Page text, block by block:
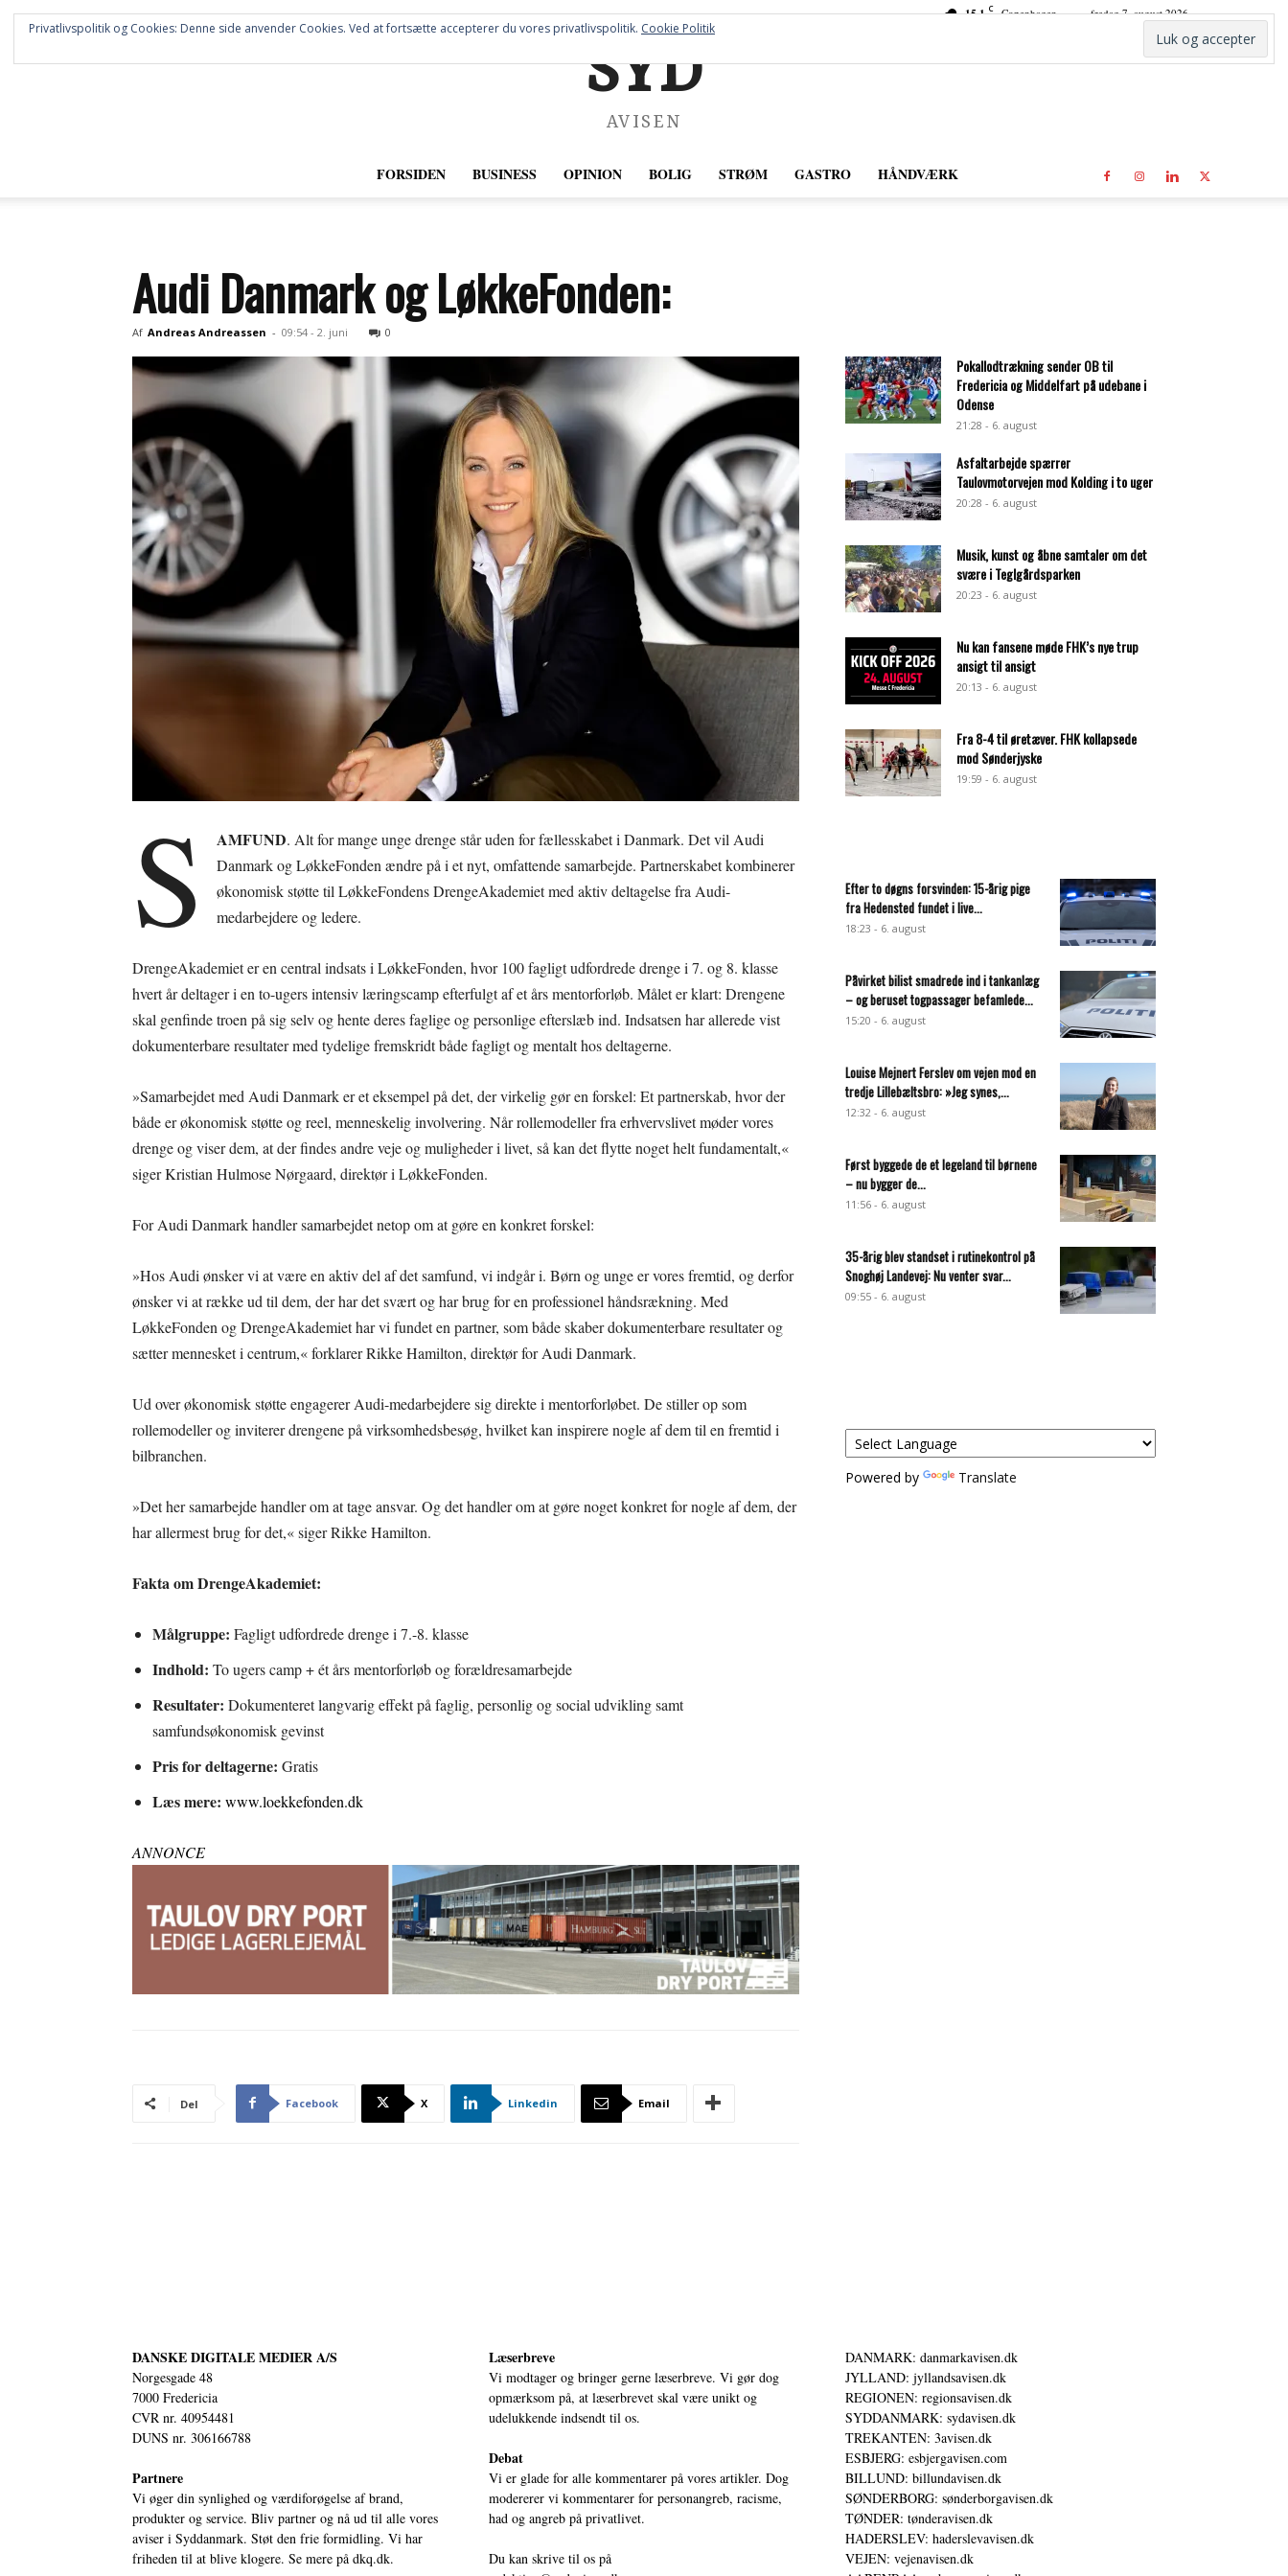
15.1 C Copenhagen fredag 7. august 2026
SYD
AVISEN
FORSIDEN BUSINESS OPINION BOLIG STRØM GASTRO HÅNDVÆRK
Audi Danmark og LøkkeFonden:
Af Andreas Andreassen - 09:54 - 2. juni 0
S AMFUND. Alt for mange unge drenge står uden for fællesskabet i Danmark. Det vil Audi
Danmark og LøkkeFonden ændre på i et nyt, omfattende samarbejde. Partnerskabet kombinerer
økonomisk støtte til LøkkeFondens DrengeAkademiet med aktiv deltagelse fra Audi-
medarbejdere og ledere.
DrengeAkademiet er en central indsats i LøkkeFonden, hvor 100 fagligt udfordrede drenge i 7. og 8. klasse
hvert år deltager i en to-ugers intensiv læringscamp efterfulgt af et års mentorforløb. Målet er klart: Drengene
skal genfinde troen på sig selv og hente deres faglige og personlige efterslæb ind. Indsatsen har allerede vist
dokumenterbare resultater med tydelige fremskridt både fagligt og mentalt hos deltagerne.
»Samarbejdet med Audi Danmark er et eksempel på det, der virkelig gør en forskel: Et partnerskab, hvor der
både er økonomisk støtte og reel, menneskelig involvering. Når rollemodeller fra erhvervslivet møder vores
drenge og viser dem, at der findes andre veje og muligheder i livet, så kan det flytte noget helt fundamentalt,«
siger Kristian Hulmose Nørgaard, direktør i LøkkeFonden.
For Audi Danmark handler samarbejdet netop om at gøre en konkret forskel:
»Hos Audi ønsker vi at være en aktiv del af det samfund, vi indgår i. Børn og unge er vores fremtid, og derfor
ønsker vi at række ud til dem, der har det svært og har brug for en professionel håndsrækning. Med
LøkkeFonden og DrengeAkademiet har vi fundet en partner, som både skaber dokumenterbare resultater og
sætter mennesket i centrum,« forklarer Rikke Hamilton, direktør for Audi Danmark.
Ud over økonomisk støtte engagerer Audi-medarbejdere sig direkte i mentorforløbet. De stiller op som
rollemodeller og inviterer drengene på virksomhedsbesøg, hvilket kan inspirere nogle af dem til en fremtid i
bilbranchen.
»Det her samarbejde handler om at tage ansvar. Og det handler om at gøre noget konkret for nogle af dem, der
har allermest brug for det,« siger Rikke Hamilton.
Fakta om DrengeAkademiet:
Målgruppe: Fagligt udfordrede drenge i 7.-8. klasse
Indhold: To ugers camp + ét års mentorforløb og forældresamarbejde
Resultater: Dokumenteret langvarig effekt på faglig, personlig og social udvikling samt
samfundsøkonomisk gevinst
Pris for deltagerne: Gratis
Læs mere: www.loekkefonden.dk
ANNONCE
Del Facebook X Linkedin Email
Pokallodtrækning sender OB til
Fredericia og Middelfart på udebane i
Odense
21:28 - 6. august
Asfaltarbejde spærrer
Taulovmotorvejen mod Kolding i to uger
20:28 - 6. august
Musik, kunst og åbne samtaler om det
svære i Teglgårdsparken
20:23 - 6. august
Nu kan fansene møde FHK’s nye trup
ansigt til ansigt
20:13 - 6. august
Fra 8-4 til øretæver. FHK kollapsede
mod Sønderjyske
19:59 - 6. august
Efter to døgns forsvinden: 15-årig pige
fra Hedensted fundet i live...
18:23 - 6. august
Påvirket bilist smadrede ind i tankanlæg
– og beruset togpassager befamlede...
15:20 - 6. august
Louise Mejnert Ferslev om vejen mod en
tredje Lillebæltsbro: »Jeg synes,...
12:32 - 6. august
Først byggede de et legeland til børnene
– nu bygger de...
11:56 - 6. august
35-årig blev standset i rutinekontrol på
Snoghøj Landevej: Nu venter svar...
09:55 - 6. august
Powered by Translate
DANSKE DIGITALE MEDIER A/S
Norgesgade 48
7000 Fredericia
CVR nr. 40954481
DUNS nr. 306166788
Partnere
Vi øger din synlighed og værdiforøgelse af brand,
produkter og service. Bliv partner og nå ud til alle vores
aviser i Syddanmark. Støt den frie formidling. Vi har
friheden til at blive klogere. Se mere på dkq.dk.
Læserbreve
Vi modtager og bringer gerne læserbreve. Vi gør dog
opmærksom på, at læserbrevet skal være unikt og
udelukkende indsendt til os.
Debat
Vi er glade for alle kommentarer på vores artikler. Dog
modererer vi kommentarer for personangreb, racisme,
had og angreb på privatlivet.
Du kan skrive til os på
DANMARK: danmarkavisen.dk
JYLLAND: jyllandsavisen.dk
REGIONEN: regionsavisen.dk
SYDDANMARK: sydavisen.dk
TREKANTEN: 3avisen.dk
ESBJERG: esbjergavisen.com
BILLUND: billundavisen.dk
SØNDERBORG: sønderborgavisen.dk
TØNDER: tønderavisen.dk
HADERSLEV: haderslevavisen.dk
VEJEN: vejenavisen.dk
Privatlivspolitik og Cookies: Denne side anvender Cookies. Ved at fortsætte accepterer du vores privatlivspolitik. Cookie Politik